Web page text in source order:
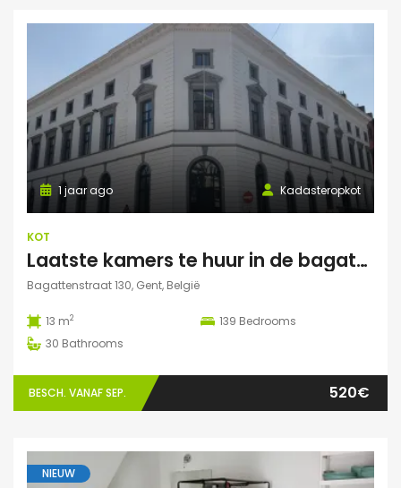
Kadasteropkot
1 jaar ago
KOT
Laatste kamers te huur in de bagattenstraat 130
Bagattenstraat 130, Gent, België
13 m2 139 Bedrooms
30 Bathrooms
BESCH. VANAF SEP. 520€
NIEUW